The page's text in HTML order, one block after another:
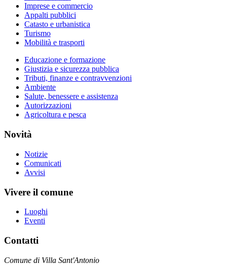
Imprese e commercio
Appalti pubblici
Catasto e urbanistica
Turismo
Mobilità e trasporti
Educazione e formazione
Giustizia e sicurezza pubblica
Tributi, finanze e contravvenzioni
Ambiente
Salute, benessere e assistenza
Autorizzazioni
Agricoltura e pesca
Novità
Notizie
Comunicati
Avvisi
Vivere il comune
Luoghi
Eventi
Contatti
Comune di Villa Sant'Antonio